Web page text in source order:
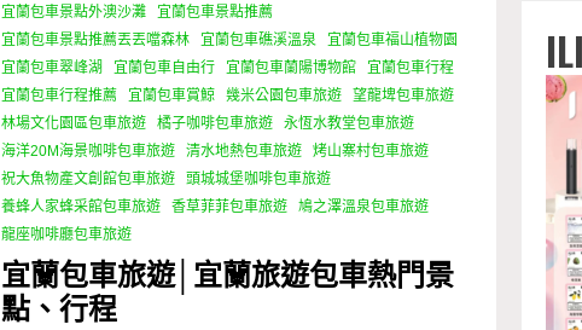
宜蘭包車景點外澳沙灘
宜蘭包車景點推薦
宜蘭包車景點推薦丟丟噹森林
宜蘭包車礁溪溫泉
宜蘭包車福山植物園
宜蘭包車翠峰湖
宜蘭包車自由行 宜蘭包車蘭陽博物館
宜蘭包車行程
宜蘭包車行程推薦
宜蘭包車賞鯨 幾米公園包車旅遊
望龍埤包車旅遊
林場文化園區包車旅遊
橘子咖啡包車旅遊
永恆水教堂包車旅遊
海洋20M海景咖啡包車旅遊
清水地熱包車旅遊
烤山寨村包車旅遊
祝大魚物產文創館包車旅遊
頭城城堡咖啡包車旅遊
養蜂人家蜂采館包車旅遊
香草菲菲包車旅遊
鳩之澤溫泉包車旅遊
龍座咖啡廳包車旅遊
宜蘭包車旅遊│宜蘭旅遊包車熱門景
點、行程